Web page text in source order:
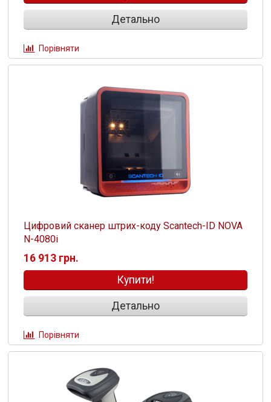
Детально
Порівняти
Цифровий сканер штрих-коду Scantech-ID NOVA
N-4080i
16 913 грн.
Купити!
Детально
Порівняти